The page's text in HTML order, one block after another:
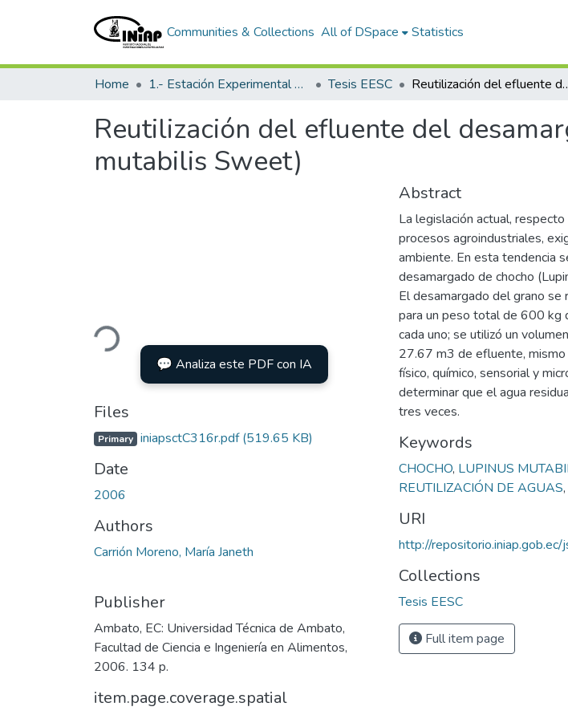
Communities & Collections All of DSpace Statistics
Home 1.- Estación Experimental Santa Catalina Tesis EESC Reutilización del efluente del
Reutilización del efluente del
mutabilis Sweet)
Loading...
💬 Analiza este PDF con IA
Files
Primary iniapsctC316r.pdf(519.65 KB)
Date
2006
Authors
Carrión Moreno, María Janeth
Publisher
Ambato, EC: Universidad Técnica de Ambato,
Facultad de Ciencia e Ingeniería en Alimentos,
2006. 134 p.
item.page.coverage.spatial
Abstract
La legislación actual,
procesos agroindustriales,
ambiente. En esta tendencia
desamargado de chocho
El desamargado del grano se
para un peso total de 600 kg
cada uno; se utilizó un
27.67 m3 de efluente,
físico, químico, sensorial y
determinar que el agua
tres veces.
Keywords
CHOCHO, LUPINUS
REUTILIZACIÓN DE AGUAS,
URI
http://
Collections
Tesis EESC
Full item page